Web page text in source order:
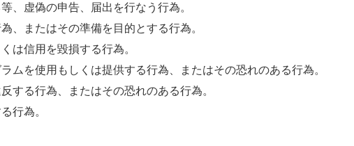
、虚偽の申告、届出を行なう行為。
、またはその準備を目的とする行為。
は信用を毀損する行為。
ムを使用もしくは提供する行為、またはその恐れのある行為。
する行為、またはその恐れのある行為。
行為。